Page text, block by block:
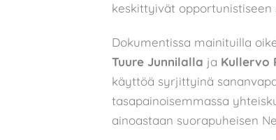
keskittyivät
Dokumentissa mainituilla
Tuure Junnilalla ja Kullervo
käyttöä syrjittyinä
tasapainoisemmassa
ainoastaan suorapuheisen